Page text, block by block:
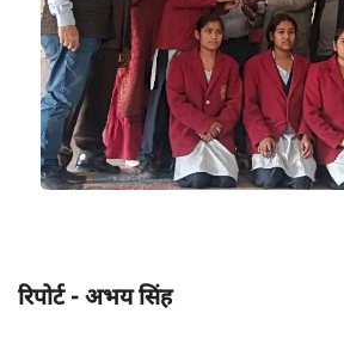
Privacy Policy
App verify
समस्या
Covid-19
अपराध
रिपोर्ट - अभय सिंह